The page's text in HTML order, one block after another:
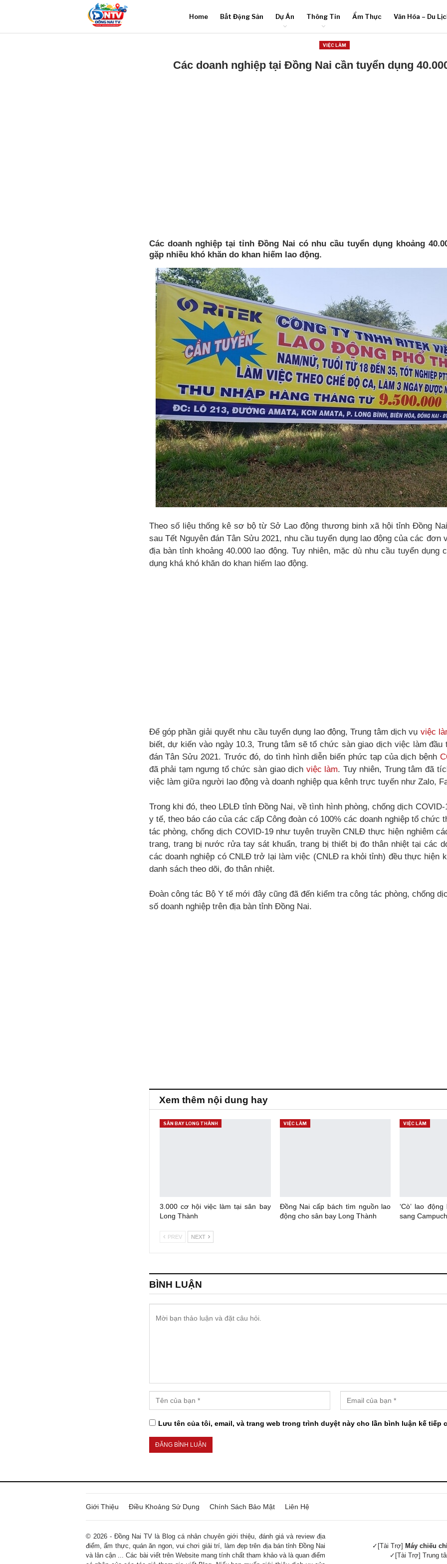
Home Bất Động Sản Dự Án Thông Tin Ẩm Thực Văn Hóa – Du
VIỆC LÀM
Các doanh nghiệp tại Đồng Nai cần tuyển dụng
Các doanh nghiệp tại tỉnh Đồng Nai có nhu cầu tuyển dụng khoảng
gặp nhiều khó khăn do khan hiếm lao động.
Theo số liệu thống kê sơ bộ từ Sở Lao động thương binh xã hội tỉnh Đồng
sau Tết Nguyên đán Tân Sửu 2021, nhu cầu tuyển dụng lao động của các đơn
địa bàn tỉnh khoảng 40.000 lao động. Tuy nhiên, mặc dù nhu cầu tuyển dụng
dụng khá khó khăn do khan hiếm lao động.
Để góp phần giải quyết nhu cầu tuyển dụng lao động, Trung tâm dịch vụ việc
biết, dự kiến vào ngày 10.3, Trung tâm sẽ tổ chức sàn giao dịch việc làm đầu
đán Tân Sửu 2021. Trước đó, do tình hình diễn biến phức tạp của dịch bệnh
đã phải tạm ngưng tổ chức sàn giao dịch việc làm. Tuy nhiên, Trung tâm đã
việc làm giữa người lao động và doanh nghiệp qua kênh trực tuyến như Zalo,
Trong khi đó, theo LĐLĐ tỉnh Đồng Nai, về tình hình phòng, chống dịch
y tế, theo báo cáo của các cấp Công đoàn có 100% các doanh nghiệp tổ chức
tác phòng, chống dịch COVID-19 như tuyên truyền CNLĐ thực hiện nghiêm
trang, trang bị nước rửa tay sát khuẩn, trang bị thiết bị đo thân nhiệt tại các
các doanh nghiệp có CNLĐ trở lại làm việc (CNLĐ ra khỏi tỉnh) đều thực hiện
danh sách theo dõi, đo thân nhiệt.
Đoàn công tác Bộ Y tế mới đây cũng đã đến kiểm tra công tác phòng, chống
số doanh nghiệp trên địa bàn tỉnh Đồng Nai.
Xem thêm nội dung hay
SÂN BAY LONG THÀNH
3.000 cơ hội việc làm tại sân bay
Long Thành
VIỆC LÀM
Đồng Nai cấp bách tìm nguồn lao
động cho sân bay Long Thành
VIỆC LÀM
‘Cò’ lao
sang
PREV NEXT
BÌNH LUẬN
Lưu tên của tôi, email, và trang web trong trình duyệt này cho lần bình luận kế tiếp
Giới Thiệu Điều Khoảng Sử Dụng Chính Sách Bảo Mật Liên Hệ
© 2026 - Đồng Nai TV là Blog cá nhân chuyên giới thiệu, đánh giá và review địa
điểm, ẩm thực, quán ăn ngon, vui chơi giải trí, làm đẹp trên địa bán tỉnh Đồng Nai
và lân cận ... Các bài viết trên Website mang tính chất tham khảo và là quan điểm
✓[Tài Trợ] Máy chiếu
✓[Tài Trợ] Trung